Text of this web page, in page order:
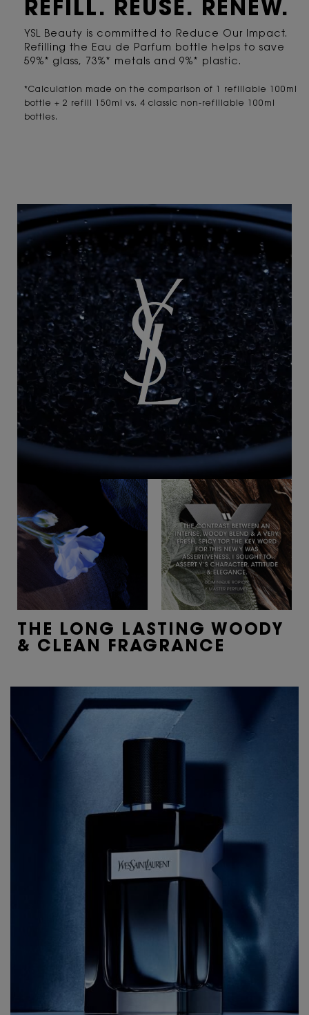
REFILL. REUSE. RENEW.
YSL Beauty is committed to Reduce Our Impact.
Refilling the Eau de Parfum bottle helps to save
59%* glass, 73%* metals and 9%* plastic.
*Calculation made on the comparison of 1 refillable 100ml
bottle + 2 refill 150ml vs. 4 classic non-refillable 100ml
bottles.
<span class=""> H O W &nbsp;T O &nbsp;R E F I L L &nbsp;Y O U R &nbsp;<br
THE LONG LASTING WOODY
& CLEAN FRAGRANCE